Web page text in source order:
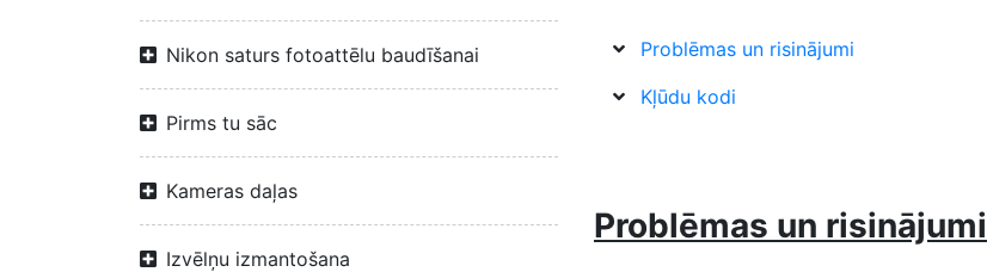
Nikon saturs fotoattēlu baudīšanai
Pirms tu sāc
Kameras daļas
Izvēlņu izmantošana
Problēmas un risinājumi
Kļūdu kodi
Problēmas un risinājumi